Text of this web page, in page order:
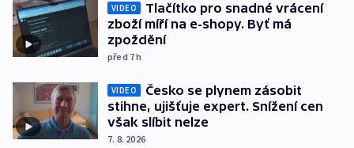
VIDEO
Tlačítko pro snadné vrácení
zboží míří na e-shopy. Byť má
zpoždění
před 7h
VIDEO
Česko se plynem zásobit
stihne, ujišťuje expert. Snížení cen
však slíbit nelze
7. 8. 2026